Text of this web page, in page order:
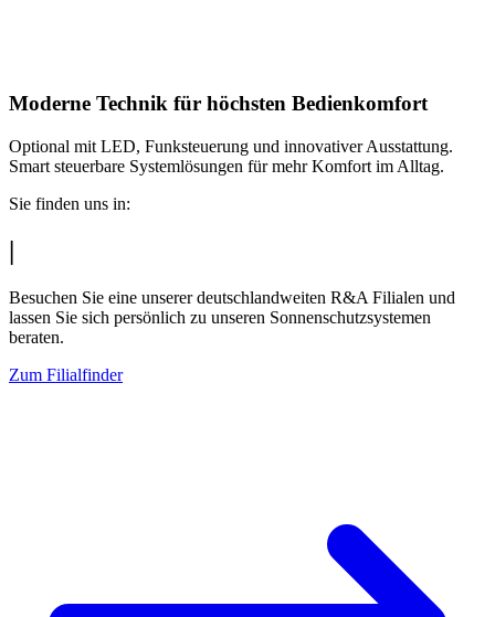
Moderne Technik für höchsten Bedienkomfort
Optional mit LED, Funksteuerung und innovativer Ausstattung.
Smart steuerbare Systemlösungen für mehr Komfort im Alltag.
Sie finden uns in:
|
Besuchen Sie eine unserer deutschlandweiten R&A Filialen und
lassen Sie sich persönlich zu unseren Sonnenschutzsystemen
beraten.
Zum Filialfinder